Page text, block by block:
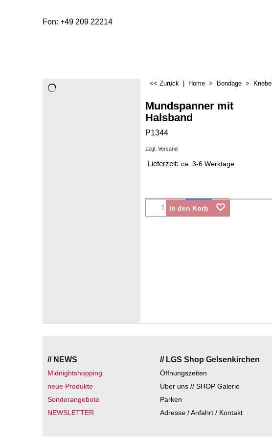
Fon: +49 209 22214
<< Zurück Home > Bondage > Knebel
Mundspanner mit
Halsband
P1344
zzgl. Versand
Lieferzeit: ca. 3-6 Werktage
In den Korb
// NEWS
Midnightshopping
neue Produkte
Sonderangebote
NEWSLETTER
// LGS Shop Gelsenkirchen
Öffnungszeiten
Über uns // SHOP Galerie
Parken
Adresse / Anfahrt / Kontakt